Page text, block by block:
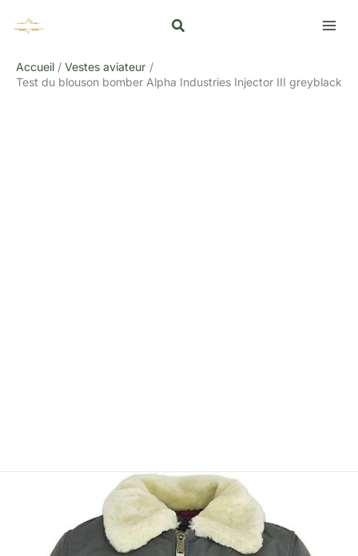
Accueil
Vestes aviateur
Test du blouson bomber Alpha Industries Injector III greyblack